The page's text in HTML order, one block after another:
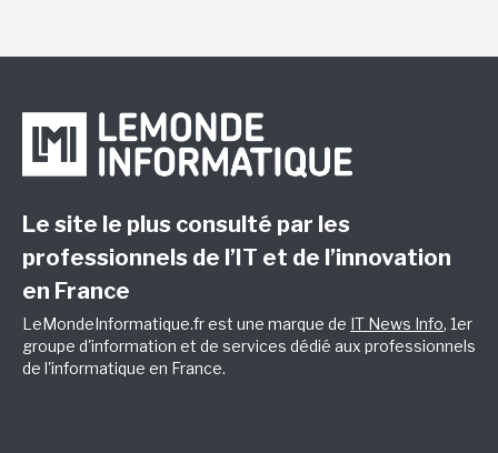
Le site le plus consulté par les
professionnels de l’IT et de l’innovation
en France
LeMondeInformatique.fr est une marque de IT News Info, 1er
groupe d'information et de services dédié aux professionnels
de l'informatique en France.